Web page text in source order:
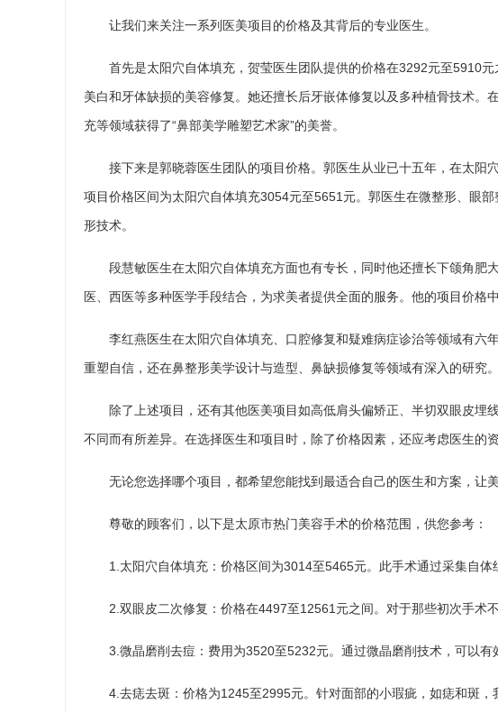
让我们来关注一系列医美项目的价格及其背后的专业医生。
首先是太阳穴自体填充，贺莹医生团队提供的价格在3292元至5910
美白和牙体缺损的美容修复。她还擅长后牙嵌体修复以及多种植骨技术
充等领域获得了“鼻部美学雕塑艺术家”的美誉。
接下来是郭晓蓉医生团队的项目价格。郭医生从业已十五年，在太
项目价格区间为太阳穴自体填充3054元至5651元。郭医生在微整形、眼
形技术。
段慧敏医生在太阳穴自体填充方面也有专长，同时他还擅长下颌角肥
医、西医等多种医学手段结合，为求美者提供全面的服务。他的项目价格
李红燕医生在太阳穴自体填充、口腔修复和疑难病症诊治等领域有
重塑自信，还在鼻整形美学设计与造型、鼻缺损修复等领域有深入的研究
除了上述项目，还有其他医美项目如高低肩头偏矫正、半切双眼皮
不同而有所差异。在选择医生和项目时，除了价格因素，还应考虑医生的
无论您选择哪个项目，都希望您能找到最适合自己的医生和方案，让美
尊敬的顾客们，以下是太原市热门美容手术的价格范围，供您参考：
1.太阳穴自体填充：价格区间为3014至5465元。此手术通过采集自体
2.双眼皮二次修复：价格在4497至12561元之间。对于那些初次手术
3.微晶磨削去痘：费用为3520至5232元。通过微晶磨削技术，可以有
4.去痣去斑：价格为1245至2995元。针对面部的小瑕疵，如痣和斑，